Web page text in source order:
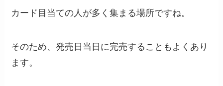
カード目当ての人が多く集まる場所ですね。
そのため、発売日当日に完売することもよくあり
ます。